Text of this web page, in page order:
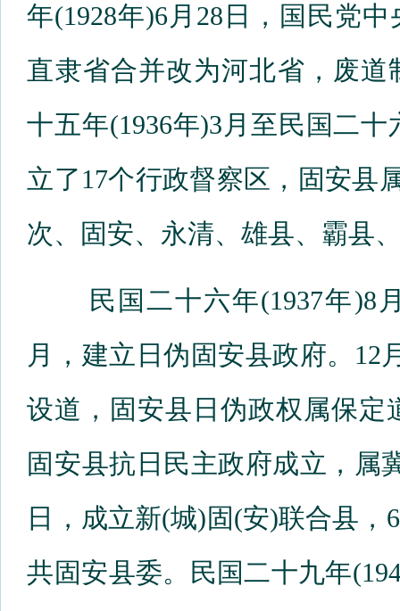
年(1928年)6月28日，国民党
直隶省合并改为河北省，废
十五年(1936年)3月至民国二
立了17个行政督察区，固安县
次、固安、永清、雄县、霸县
民国二十六年(1937年)8月
月，建立日伪固安县政府。12
设道，固安县日伪政权属保定
固安县抗日民主政府成立，属
日，成立新(城)固(安)联合县
共固安县委。民国二十九年